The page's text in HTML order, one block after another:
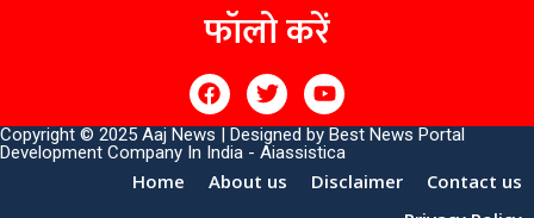
फॉलो करें
Copyright © 2025 Aaj News | Designed by Best News Portal
Development Company In India - Aiassistica
Home About us Disclaimer
Contact us